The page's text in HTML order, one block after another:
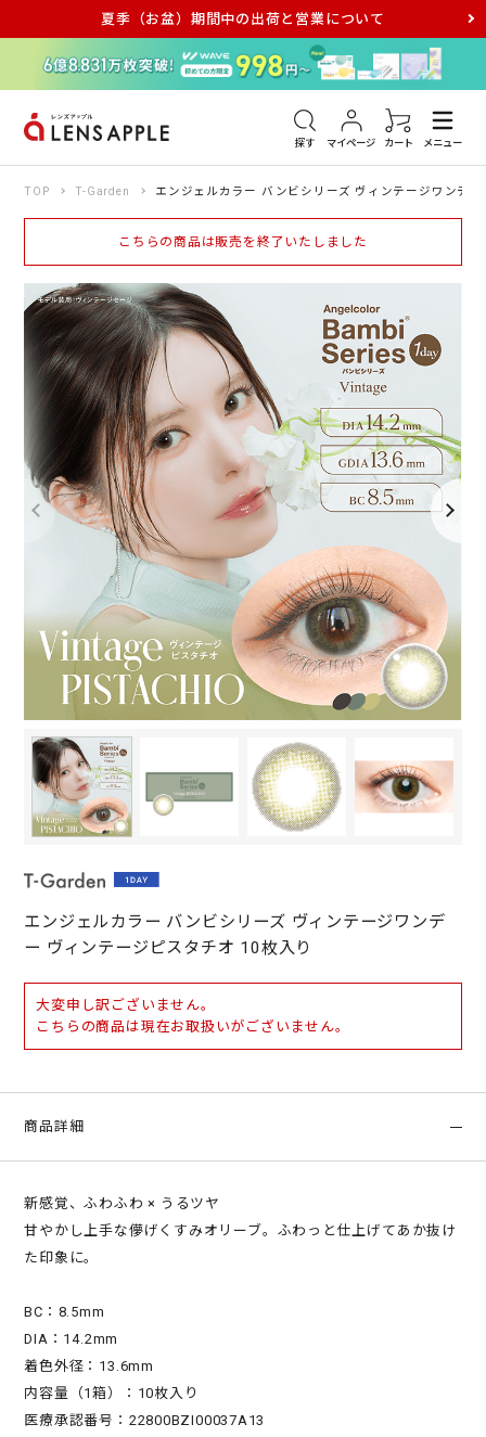
夏季（お盆）期間中の出荷と営業について
探す マイページ カート メニュー
アキュビュー メダリスト メガネ
TOP T-Garden エンジェルカラー バンビシリーズ ヴィンテージワンデ
こちらの商品は販売を終了いたしました
エンジェルカラー バンビシリーズ ヴィンテージワンデ
ー ヴィンテージピスタチオ 10枚入り
大変申し訳ございません。
こちらの商品は現在お取扱いがございません。
商品詳細
新感覚、ふわふわ × うるツヤ
甘やかし上手な儚げくすみオリーブ。ふわっと仕上げてあか抜け
た印象に。
BC：8.5mm
DIA：14.2mm
着色外径：13.6mm
内容量（1箱）：10枚入り
医療承認番号：22800BZI00037A13